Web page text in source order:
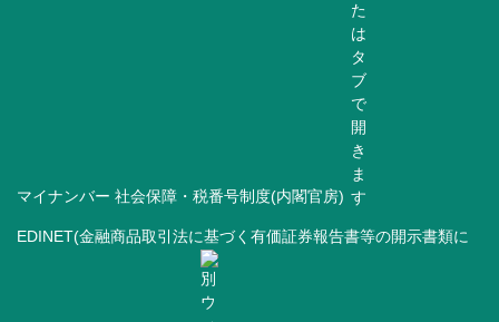
マイナンバー 社会保障・税番号制度(内閣官房)
EDINET(金融商品取引法に基づく有価証券報告書等の開示書類に